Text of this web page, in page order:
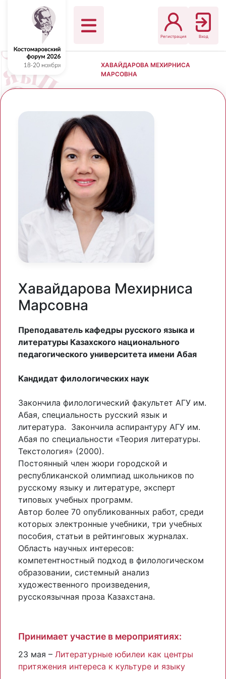
Регистрация Вход
ХАВАЙДАРОВА МЕХИРНИСА
МАРСОВНА
Хавайдарова Мехирниса
Марсовна
Преподаватель кафедры русского языка и
литературы Казахского национального
педагогического университета имени Абая
Кандидат филологических наук
Закончила филологический факультет АГУ им.
Абая, специальность русский язык и
литература. Закончила аспирантуру АГУ им.
Абая по специальности «Теория литературы.
Текстология» (2000).
Постоянный член жюри городской и
республиканской олимпиад школьников по
русскому языку и литературе, эксперт
типовых учебных программ.
Автор более 70 опубликованных работ, среди
которых электронные учебники, три учебных
пособия, статьи в рейтинговых журналах.
Область научных интересов:
компетентностный подход в филологическом
образовании, системный анализ
художественного произведения,
русскоязычная проза Казахстана.
Принимает участие в мероприятиях:
23 мая – Литературные юбилеи как центры
притяжения интереса к культуре и языку